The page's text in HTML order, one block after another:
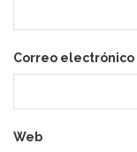
Correo electrónico
Web